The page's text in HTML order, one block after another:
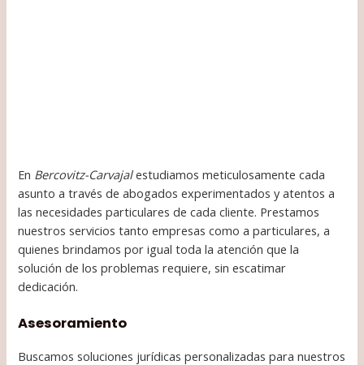
En Bercovitz-Carvajalestudiamos meticulosamente cada
asunto a través de abogados experimentados y atentos a
las necesidades particulares de cada cliente. Prestamos
nuestros servicios tanto empresas como a particulares, a
quienes brindamos por igual toda la atención que la
solución de los problemas requiere, sin escatimar
dedicación.
Asesoramiento
Buscamos soluciones jurídicas personalizadas para nuestros